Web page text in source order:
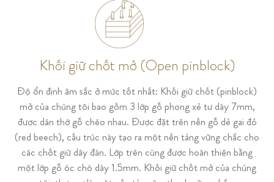
Khối giữ chốt mở (Open pinblock)
Độ ổn định âm sắc ở mức tốt nhất: Khối giữ chốt (pinblock)
mở của chúng tôi bao gồm 3 lớp gỗ phong xẻ tư dày 7mm,
được dán thớ gỗ chéo nhau. Được đặt trên nền gỗ dẻ gai đỏ
(red beech), cấu trúc này tạo ra một nền tảng vững chắc cho
các chốt giữ dây đàn. Lớp trên cùng được hoàn thiện bằng
một lớp gỗ óc chó dày 1.5mm. Khối giữ chốt mở của chúng